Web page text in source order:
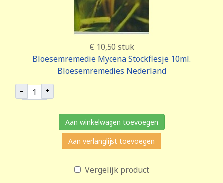
€ 10,50 stuk
Bloesemremedie Mycena Stockflesje 10ml.
Bloesemremedies Nederland
– +
Aan winkelwagen toevoegen
Aan verlanglijst toevoegen
Vergelijk product